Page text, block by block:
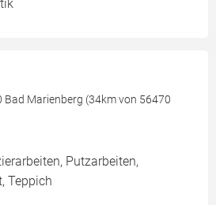
Marienberg (34km von 56470
Putzarbeiten,
Teppich